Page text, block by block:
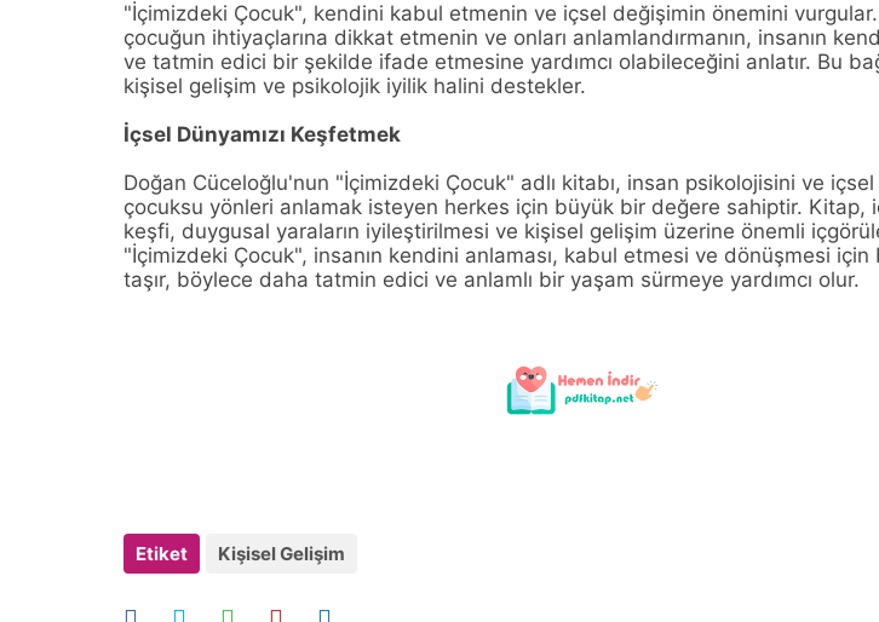
"İçimizdeki Çocuk", kendini kabul etmenin ve içsel değişimin önemini
çocuğun ihtiyaçlarına dikkat etmenin ve onları anlamlandırmanın, insanın
ve tatmin edici bir şekilde ifade etmesine yardımcı olabileceğini anlatır. Bu
kişisel gelişim ve psikolojik iyilik halini destekler.
İçsel Dünyamızı Keşfetmek
Doğan Cüceloğlu'nun "İçimizdeki Çocuk" adlı kitabı, insan psikolojisini ve içsel
çocuksu yönleri anlamak isteyen herkes için büyük bir değere sahiptir. Kitap,
keşfi, duygusal yaraların iyileştirilmesi ve kişisel gelişim üzerine önemli
"İçimizdeki Çocuk", insanın kendini anlaması, kabul etmesi ve dönüşmesi
taşır, böylece daha tatmin edici ve anlamlı bir yaşam sürmeye yardımcı olur.
Etiket Kişisel Gelişim